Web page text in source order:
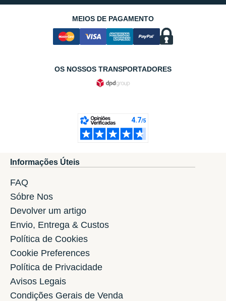
MEIOS DE PAGAMENTO
OS NOSSOS TRANSPORTADORES
Informações Úteis
FAQ
Sóbre Nos
Devolver um artigo
Envio, Entrega & Custos
Política de Cookies
Cookie Preferences
Política de Privacidade
Avisos Legais
Condições Gerais de Venda